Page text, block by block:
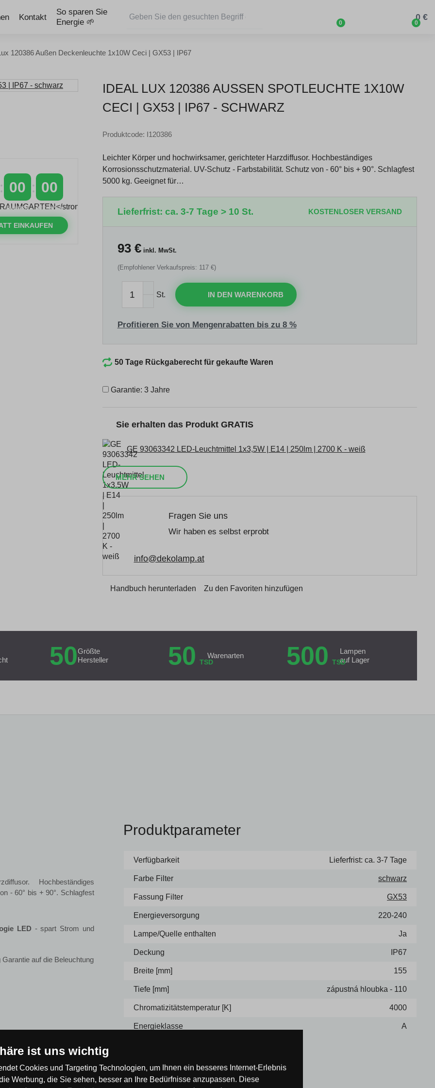
Kontakt
So sparen Sie
Energie 🌱
0 0
0 €
120386 Außen Deckenleuchte 1x10W Ceci | GX53 | IP67
IDEAL LUX 120386 AUSSEN SPOTLEUCHTE 1X10W C
ECI | GX53 | IP67 - SCHWARZ
00
MINUTEN
00
SEKUNDEN
EINKAUFEN
Produktcode: I120386
Leichter Körper und hochwirksamer, gerichteter Harzdiffusor. Hochbeständiges
Korrosionsschutzmaterial. UV-Schutz - Farbstabilität. Schutz von - 60° bis + 90°. Schlagfest
5000 kg. Geeignet für…
Lieferfrist: ca. 3-7 Tage > 10 St. KOSTENLOSER VERSAND
93€inkl. MwSt.
(Empfohlener Verkaufspreis: 117 €)
St. IN DEN WARENKORB
Profitieren Sie von Mengenrabatten bis zu 8 %
50 Tage Rückgaberecht für gekaufte Waren
Garantie: 3 Jahre
Sie erhalten das Produkt GRATIS
GE 93063342 LED-Leuchtmittel 1x3,5W | E14 | 250lm | 2700 K - weiß
MEHR SEHEN
Fragen Sie uns
Wir haben es selbst erprobt
info@dekolamp.at
Handbuch herunterladen Zu den Favoriten hinzufügen
50Größte
Hersteller
50 TSD
Warenarten 500 TSD
Lampen
auf Lager
Hochbeständiges
- 60° bis + 90°. Schlagfest
LED - spart Strom und
auf die Beleuchtung
Produktparameter
Verfügbarkeit Lieferfrist: ca. 3-7 Tage
Farbe Filter schwarz
Fassung Filter GX53
Energieversorgung 220-240
Lampe/Quelle enthalten Ja
Deckung IP67
Breite [mm] 155
Tiefe [mm] zápustná hloubka - 110
Chromatizitätstemperatur [K] 4000
Energieklasse A
ist uns wichtig
Cookies und Targeting Technologien, um Ihnen ein besseres Internet-Erlebnis
Werbung, die Sie sehen, besser an Ihre Bedürfnisse anzupassen. Diese